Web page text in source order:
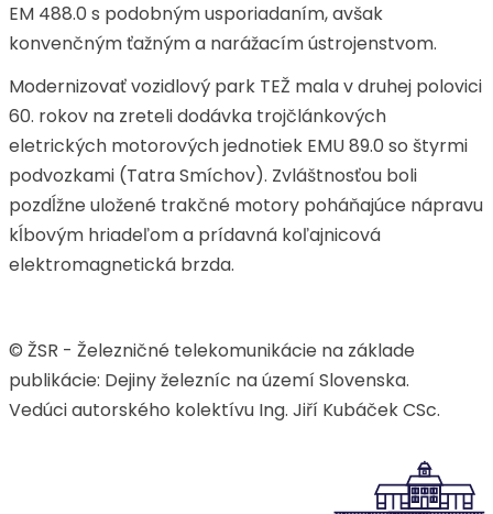
EM 488.0 s podobným usporiadaním, avšak
konvenčným ťažným a narážacím ústrojenstvom.
Modernizovať vozidlový park TEŽ mala v druhej polovici
60. rokov na zreteli dodávka trojčlánkových
eletrických motorových jednotiek EMU 89.0 so štyrmi
podvozkami (Tatra Smíchov). Zvláštnosťou boli
pozdĺžne uložené trakčné motory poháňajúce nápravu
kĺbovým hriadeľom a prídavná koľajnicová
elektromagnetická brzda.
© ŽSR - Železničné telekomunikácie na základe
publikácie: Dejiny železníc na území Slovenska.
Vedúci autorského kolektívu Ing. Jiří Kubáček CSc.